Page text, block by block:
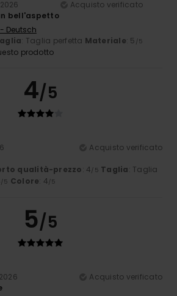
Acquisto verificato
bell'aspetto
Deutsch
: Taglia perfetta Materiale: 5 /5
prodotto
4/5
Acquisto verificato
qualità-prezzo: 4/5 Taglia: Taglia
/5 Colore: 4/5
5/5
Acquisto verificato